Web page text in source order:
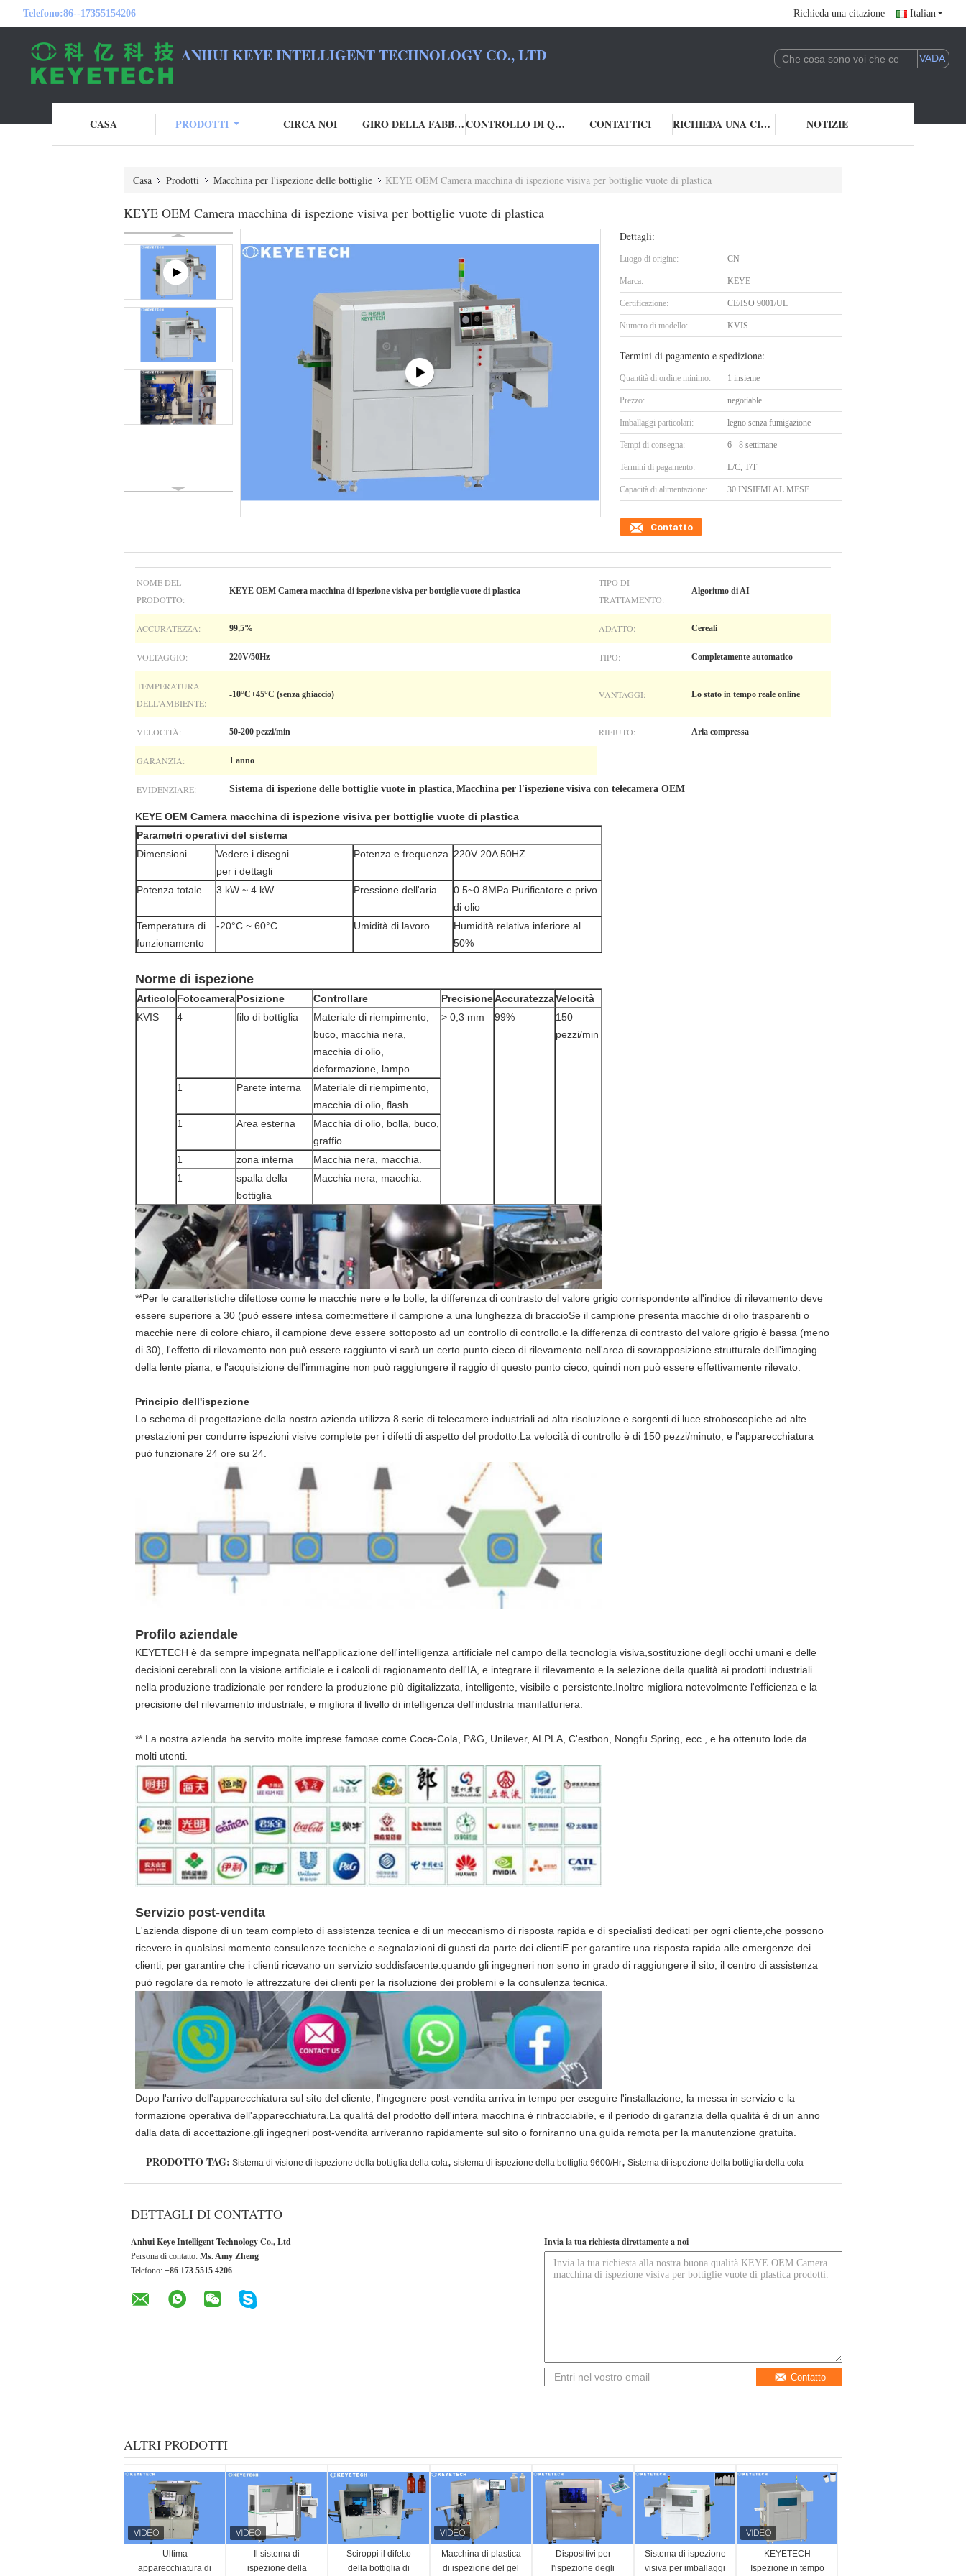
Telefono:86--17355154206 Richieda una citazione Italian
ANHUI KEYE INTELLIGENT TECHNOLOGY CO., LTD
CASA PRODOTTI CIRCA NOI GIRO DELLA FABBRICA CONTROLLO DI QUALITÀ CONTATTICI RICHIEDA UNA CITAZIONE NOTIZIE
Casa Prodotti Macchina per l'ispezione delle bottiglie KEYE OEM Camera macchina di ispezione visiva per bottiglie vuote di plastica
KEYE OEM Camera macchina di ispezione visiva per bottiglie vuote di plastica
Dettagli:
Luogo di origine: CN
Marca: KEYE
Certificazione: CE/ISO 9001/UL
Numero di modello: KVIS
Termini di pagamento e spedizione:
Quantità di ordine minimo: 1 insieme
Prezzo: negotiable
Imballaggi particolari: legno senza fumigazione
Tempi di consegna: 6 - 8 settimane
Termini di pagamento: L/C, T/T
Capacità di alimentazione: 30 INSIEMI AL MESE
Contatto
NOME DEL
PRODOTTO:
KEYE OEM Camera macchina di ispezione visiva per bottiglie vuote di plastica
TIPO DI
TRATTAMENTO:
Algoritmo di AI
ACCURATEZZA: 99,5% ADATTO: Cereali
VOLTAGGIO: 220V/50Hz TIPO: Completamente automatico
TEMPERATURA
DELL'AMBIENTE:
-10°C+45°C (senza ghiaccio) VANTAGGI: Lo stato in tempo reale online
VELOCITÀ: 50-200 pezzi/min RIFIUTO: Aria compressa
GARANZIA: 1 anno
EVIDENZIARE: Sistema di ispezione delle bottiglie vuote in plastica, Macchina per l'ispezione visiva con telecamera OEM
KEYE OEM Camera macchina di ispezione visiva per bottiglie vuote di plastica
Parametri operativi del sistema
Dimensioni
Vedere i disegni
per i dettagli
Potenza e frequenza 220V 20A 50HZ
Potenza totale 3 kW ~ 4 kW Pressione dell'aria
0.5~0.8MPa Purificatore e privo
di olio
Temperatura di
funzionamento
-20°C ~ 60°C Umidità di lavoro
Humidità relativa inferiore al
50%
Norme di ispezione
Articolo FotocameraPosizione Controllare PrecisioneAccuratezzaVelocità
KVIS
4 filo di bottiglia
Materiale di riempimento,
buco, macchia nera,
macchia di olio,
deformazione, lampo
> 0,3 mm 99%
150
pezzi/min
1 Parete interna
Materiale di riempimento,
macchia di olio, flash
1
Area esterna
Macchia di olio, bolla, buco,
graffio.
1
zona interna
Macchia nera, macchia.
1
spalla della
bottiglia
Macchia nera, macchia.
**Per le caratteristiche difettose come le macchie nere e le bolle, la differenza di contrasto del valore grigio corrispondente all'indice di rilevamento deve
essere superiore a 30 (può essere intesa come:mettere il campione a una lunghezza di braccioSe il campione presenta macchie di olio trasparenti o
macchie nere di colore chiaro, il campione deve essere sottoposto ad un controllo di controllo.e la differenza di contrasto del valore grigio è bassa (meno
di 30), l'effetto di rilevamento non può essere raggiunto.vi sarà un certo punto cieco di rilevamento nell'area di sovrapposizione strutturale dell'imaging
della lente piana, e l'acquisizione dell'immagine non può raggiungere il raggio di questo punto cieco, quindi non può essere effettivamente rilevato.
Principio dell'ispezione
Lo schema di progettazione della nostra azienda utilizza 8 serie di telecamere industriali ad alta risoluzione e sorgenti di luce stroboscopiche ad alte
prestazioni per condurre ispezioni visive complete per i difetti di aspetto del prodotto.La velocità di controllo è di 150 pezzi/minuto, e l'apparecchiatura
può funzionare 24 ore su 24.
Profilo aziendale
KEYETECH è da sempre impegnata nell'applicazione dell'intelligenza artificiale nel campo della tecnologia visiva,sostituzione degli occhi umani e delle
decisioni cerebrali con la visione artificiale e i calcoli di ragionamento dell'IA, e integrare il rilevamento e la selezione della qualità ai prodotti industriali
nella produzione tradizionale per rendere la produzione più digitalizzata, intelligente, visibile e persistente.Inoltre migliora notevolmente l'efficienza e la
precisione del rilevamento industriale, e migliora il livello di intelligenza dell'industria manifatturiera.
** La nostra azienda ha servito molte imprese famose come Coca-Cola, P&G, Unilever, ALPLA, C'estbon, Nongfu Spring, ecc., e ha ottenuto lode da
molti utenti.
Servizio post-vendita
L'azienda dispone di un team completo di assistenza tecnica e di un meccanismo di risposta rapida e di specialisti dedicati per ogni cliente,che possono
ricevere in qualsiasi momento consulenze tecniche e segnalazioni di guasti da parte dei clientiE per garantire una risposta rapida alle emergenze dei
clienti, per garantire che i clienti ricevano un servizio soddisfacente.quando gli ingegneri non sono in grado di raggiungere il sito, il centro di assistenza
può regolare da remoto le attrezzature dei clienti per la risoluzione dei problemi e la consulenza tecnica.
Dopo l'arrivo dell'apparecchiatura sul sito del cliente, l'ingegnere post-vendita arriva in tempo per eseguire l'installazione, la messa in servizio e la
formazione operativa dell'apparecchiatura.La qualità del prodotto dell'intera macchina è rintracciabile, e il periodo di garanzia della qualità è di un anno
dalla data di accettazione.gli ingegneri post-vendita arriveranno rapidamente sul sito o forniranno una guida remota per la manutenzione gratuita.
PRODOTTO TAG: Sistema di visione di ispezione della bottiglia della cola, sistema di ispezione della bottiglia 9600/Hr, Sistema di ispezione della bottiglia della cola
DETTAGLI DI CONTATTO
Anhui Keye Intelligent Technology Co., Ltd
Persona di contatto: Ms. Amy Zheng
Telefono: +86 173 5515 4206
Invia la tua richiesta direttamente a noi
Contatto
ALTRI PRODOTTI
Ultima
apparecchiatura di
Il sistema di
ispezione della
Sciroppi il difetto
della bottiglia di
Macchina di plastica
di ispezione del gel
Dispositivi per
l'ispezione degli
Sistema di ispezione
visiva per imballaggi
KEYETECH
Ispezione in tempo